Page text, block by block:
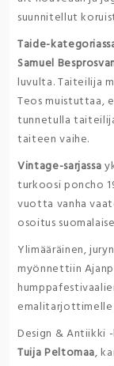
suunnitellut
Taide-
Samuel
luvulta. Taiteilija
Teos muistuttaa,
tunnetulla
taiteen vaihe.
Vintage-sarjassa
turkoosi poncho
vuotta vanha
osoitus
Ylimääräinen,
myönnettiin
emalitarjottimelle
Design & Antiikki
Tuija Peltomaa,